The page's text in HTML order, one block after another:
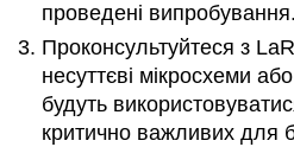
проведені випробування.
Проконсультуйтеся з
несуттєві мікросхеми
будуть
критично важливих для